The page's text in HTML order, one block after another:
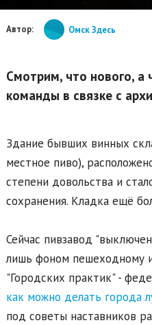
Автор: Омск Здесь
Смотрим, что нового, а
команды в связке с
Здание бывших винных
местное пиво),
степени довольства и
сохранения. Кладка ещё
Сейчас пивзавод
лишь фоном пешеходному
"Городских практик" -
как можно делать города
под советы наставников